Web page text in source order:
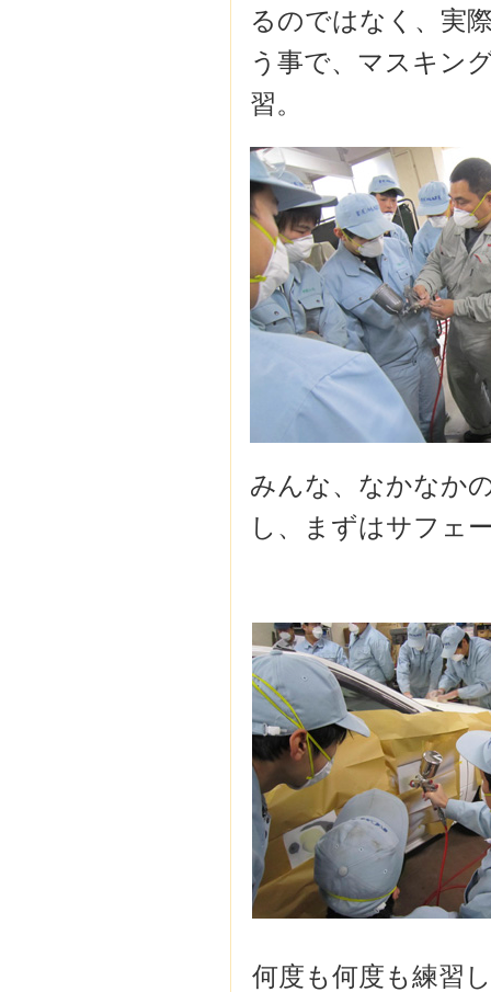
るのではなく、実
う事で、マスキン
習。
みんな、なかなか
し、まずはサフェ
何度も何度も練習